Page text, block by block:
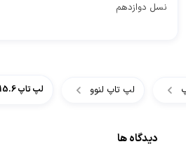
نسل دوازدهم
لپ تاپ لنوو لپ تاپ 15.6 اینچی لنوو مدل Lenovo IdeaPad Gaming 3-WC کاستوم شده
دیدگاه ها